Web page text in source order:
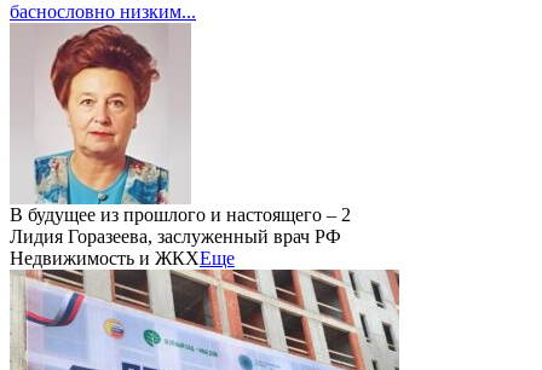
баснословно низким...
В будущее из прошлого и настоящего – 2
Лидия Горазеева, заслуженный врач РФ
Недвижимость и ЖКХЕще